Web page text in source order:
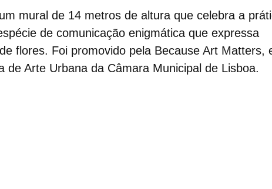
mural de 14 metros de altura que celebra a
de comunicação enigmática que expressa
flores. Foi promovido pela Because Art Matters,
de Arte Urbana da Câmara Municipal de Lisboa.